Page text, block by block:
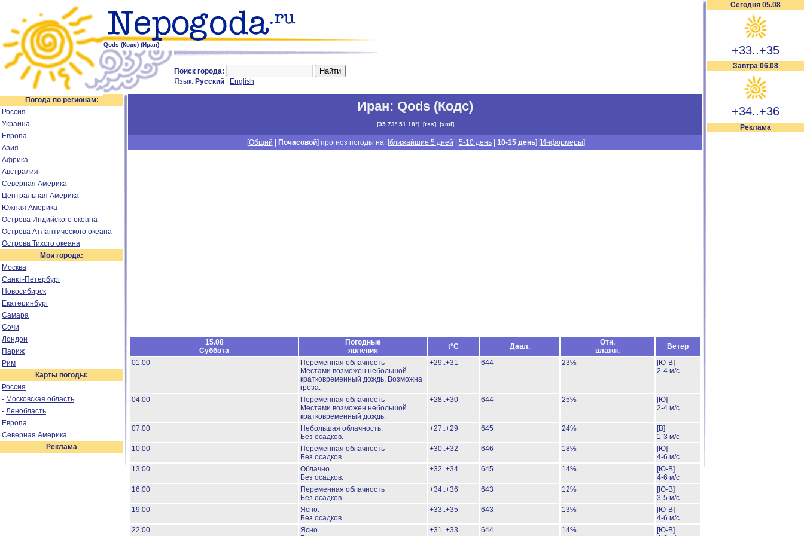
Qods (Кодс) (Иран)
Поиск города:
Язык: Русский English
Сегодня 05.08
+33..+35
Завтра 06.08
+34..+36
Реклама
Погода по регионам:
Россия
Украина
Европа
Азия
Африка
Австралия
Северная Америка
Центральная Америка
Южная Америка
Острова Индийского океана
Острова Атлантического океана
Острова Тихого океана
Мои города:
Москва
Санкт-Петербург
Новосибирск
Екатеринбург
Самара
Сочи
Лондон
Париж
Рим
Карты погоды:
Россия
- Московская область
- Ленобласть
Европа
Северная Америка
Реклама
Иран: Qods (Кодс)
[35.73°,51.18°] [rss], [xml]
[Общий Почасовой] прогноз погоды на: [ближайшие 5 дней 5-10 день| 10-15 день] [Информеры]
15.08
Суббота
Погодные
явления
t°C Давл.
Отн.
влажн.
Ветер
01:00
Переменная облачность
Местами возможен небольшой
кратковременный дождь. Возможна
гроза.
+29..+31 644 23%
[Ю-В]
2-4 м/с
04:00
Переменная облачность
Местами возможен небольшой
кратковременный дождь.
+28..+30 644 25%
[Ю]
2-4 м/с
07:00
Небольшая облачность.
Без осадков.
+27..+29 645 24%
[В]
1-3 м/с
10:00
Переменная облачность
Без осадков.
+30..+32 646 18%
[Ю]
4-6 м/с
13:00
Облачно.
Без осадков.
+32..+34 645 14%
[Ю-В]
4-6 м/с
16:00
Переменная облачность
Без осадков.
+34..+36 643 12%
[Ю-В]
3-5 м/с
19:00
Ясно.
Без осадков.
+33..+35 643 13%
[Ю-В]
4-6 м/с
22:00
Ясно.
+31..+33 644 14%
[Ю-В]